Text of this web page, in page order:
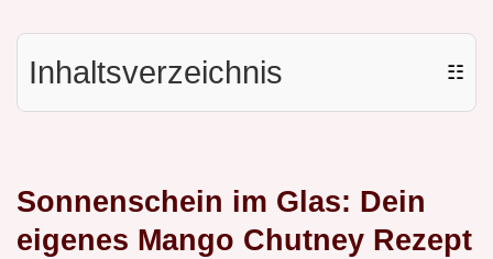
Inhaltsverzeichnis ☷
Sonnenschein im Glas: Dein
eigenes Mango Chutney Rezept